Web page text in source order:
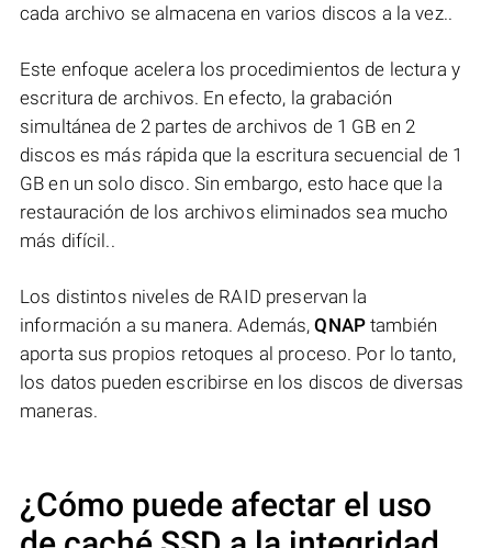
cada archivo se almacena en varios discos a la vez..
Este enfoque acelera los procedimientos de lectura y
escritura de archivos. En efecto, la grabación
simultánea de 2 partes de archivos de 1 GB en 2
discos es más rápida que la escritura secuencial de 1
GB en un solo disco. Sin embargo, esto hace que la
restauración de los archivos eliminados sea mucho
más difícil..
Los distintos niveles de RAID preservan la
información a su manera. Además,QNAPtambién
aporta sus propios retoques al proceso. Por lo tanto,
los datos pueden escribirse en los discos de diversas
maneras.
¿Cómo puede afectar el uso